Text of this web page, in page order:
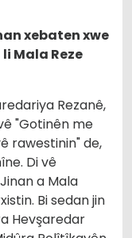
xebaten xwe
Mala Reze
Rezanê,
"Gotinên me
rawestinin" de,
Di vê
a Mala
Bi sedan jin
Hevşaredar